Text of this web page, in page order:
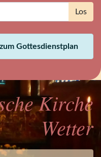
zum Gottesdienstplan
Kirche
Wetter